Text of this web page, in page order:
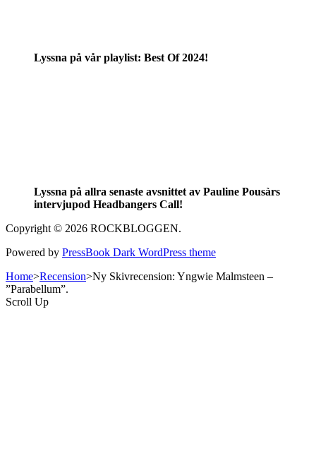
Lyssna på vår playlist: Best Of 2024!
Lyssna på allra senaste avsnittet av Pauline Pousàrs
intervjupod Headbangers Call!
Copyright © 2026 ROCKBLOGGEN.
Powered by PressBook Dark WordPress theme
Home>Recension>Ny Skivrecension: Yngwie Malmsteen –
”Parabellum”.
Scroll Up